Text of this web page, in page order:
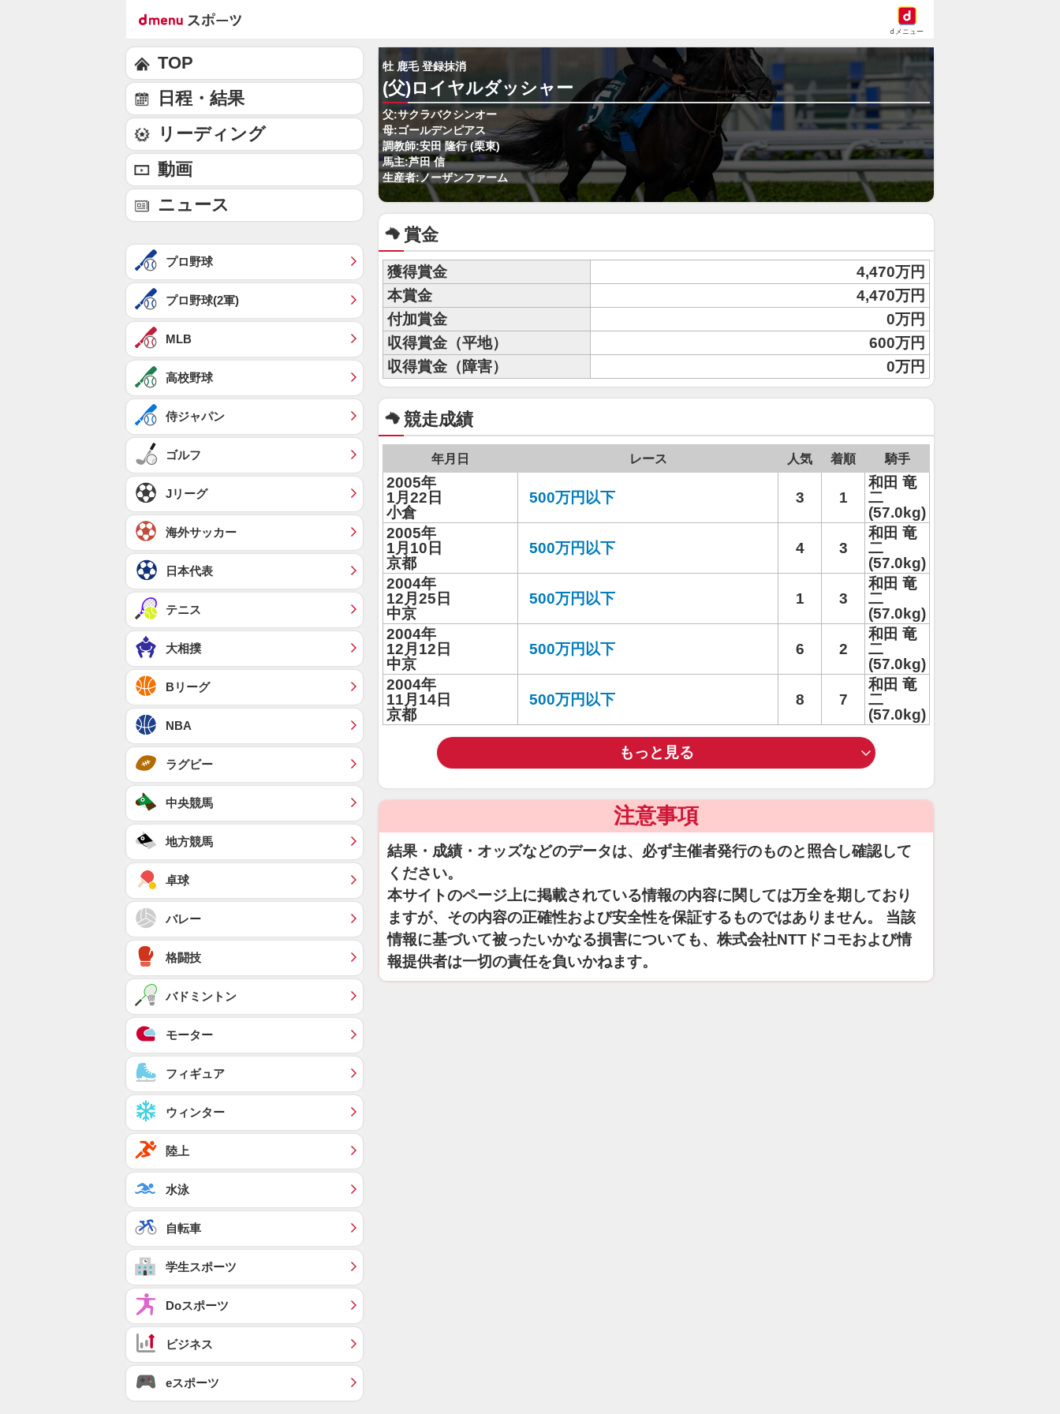
dメニュー
牡 鹿毛 登録抹消
(父)ロイヤルダッシャー
父:サクラバクシンオー
母:ゴールデンピアス
調教師:安田 隆行 (栗東)
馬主:芦田 信
生産者:ノーザンファーム
賞金
獲得賞金
4,470万円
本賞金
4,470万円
付加賞金
0万円
収得賞金（平地）
600万円
収得賞金（障害）
0万円
競走成績
年月日 レース 人気 着順 騎手
2005年
1月22日
小倉
500万円以下 3 1
和田 竜
二
(57.0kg)
2005年
1月10日
京都
500万円以下 4 3
和田 竜
二
(57.0kg)
2004年
12月25日
中京
500万円以下 1 3
和田 竜
二
(57.0kg)
2004年
12月12日
中京
500万円以下 6 2
和田 竜
二
(57.0kg)
2004年
11月14日
京都
500万円以下 8 7
和田 竜
二
(57.0kg)
もっと見る
注意事項
結果・成績・オッズなどのデータは、必ず主催者発行のものと照合し確認して
ください。
本サイトのページ上に掲載されている情報の内容に関しては万全を期しており
ますが、その内容の正確性および安全性を保証するものではありません。 当該
情報に基づいて被ったいかなる損害についても、株式会社NTTドコモおよび情
報提供者は一切の責任を負いかねます。
TOP
日程・結果
リーディング
動画
ニュース
プロ野球
プロ野球(2軍)
MLB
高校野球
侍ジャパン
ゴルフ
Jリーグ
海外サッカー
日本代表
テニス
大相撲
Bリーグ
NBA
ラグビー
中央競馬
地方競馬
卓球
バレー
格闘技
バドミントン
モーター
フィギュア
ウィンター
陸上
水泳
自転車
学生スポーツ
Doスポーツ
ビジネス
eスポーツ